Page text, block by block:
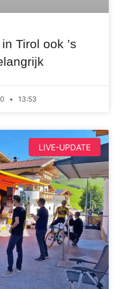
Tirol ook ’s
13:53
LIVE-UPDATE